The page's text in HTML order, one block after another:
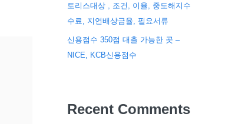
토리스대상 , 조건, 이율, 중도해지수
수료, 지연배상금율, 필요서류
신용점수 350점 대출 가능한 곳 –
NICE, KCB신용점수
Recent Comments